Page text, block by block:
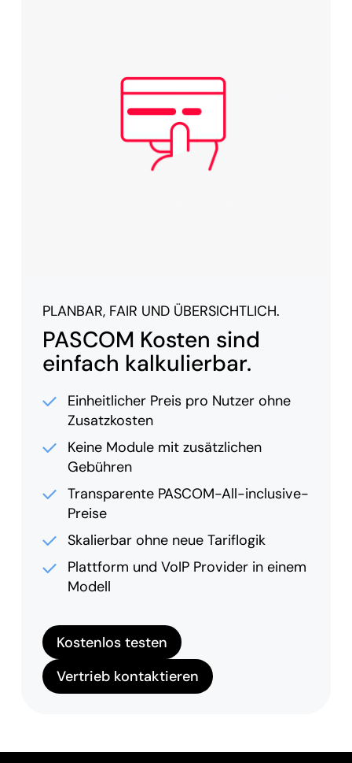
PLANBAR, FAIR UND ÜBERSICHTLICH.
PASCOM Kosten sind
einfach kalkulierbar.
Einheitlicher Preis pro Nutzer ohne
Zusatzkosten
Keine Module mit zusätzlichen
Gebühren
Transparente PASCOM-All-inclusive-
Preise
Skalierbar ohne neue Tariflogik
Plattform und VoIP Provider in einem
Modell
Kostenlos testen
Vertrieb kontaktieren